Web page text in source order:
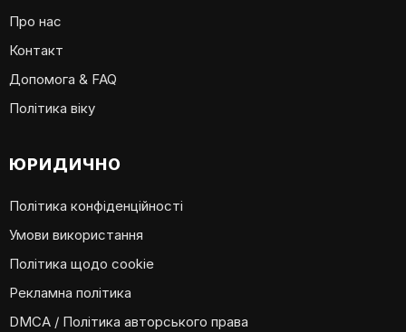
Про нас
Контакт
Допомога & FAQ
Політика віку
ЮРИДИЧНО
Політика конфіденційності
Умови використання
Політика щодо cookie
Рекламна політика
DMCA / Політика авторського права